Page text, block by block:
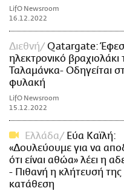
LifO Newsroom
16.12.2022
Διεθνή
Qatargate:
ηλεκτρονικό βραχιολάκι
Ταλαμάνκα- Οδηγείται
φυλακή
LifO Newsroom
15.12.2022
Ελλάδα
Εύα Καϊλή:
«Δουλεύουμε για να
ότι είναι αθώα» λέει η
- Πιθανή η κλήτευσή της
κατάθεση